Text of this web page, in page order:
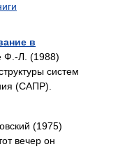
в
Ф.-Л. (1988)
систем
(САПР).
(1975)
вечер он